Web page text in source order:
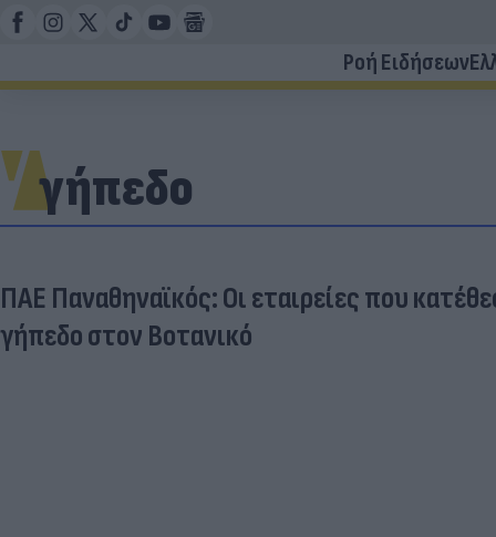
Ροή Ειδήσεων
γήπεδο
ΠΑΕ Παναθηναϊκός: Οι εταιρείες που
γήπεδο στον Βοτανικό